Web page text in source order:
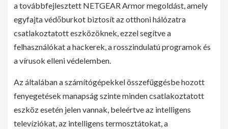
a továbbfejlesztett NETGEAR Armor megoldást, amely
egyfajta védőburkot biztosít az otthoni hálózatra
csatlakoztatott eszközöknek, ezzel segítve a
felhasználókat a hackerek, a rosszindulatú programok és
a vírusok elleni védelemben.
Az általában a számítógépekkel összefüggésbe hozott
fenyegetések manapság szinte minden csatlakoztatott
eszköz esetén jelen vannak, beleértve az intelligens
televíziókat, az intelligens termosztátokat, a